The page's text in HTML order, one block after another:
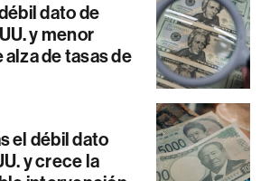
dato de
y menor
de tasas de
el débil dato
y crece la